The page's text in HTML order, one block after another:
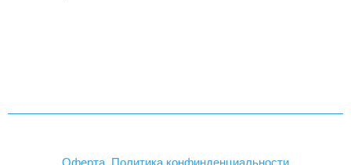
Оферта. Политика конфинденциальности